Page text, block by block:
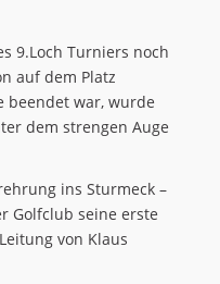
9.Loch Turniers noch
auf dem Platz
beendet war, wurde
dem strengen Auge
ins Sturmeck –
Golfclub seine erste
von Klaus